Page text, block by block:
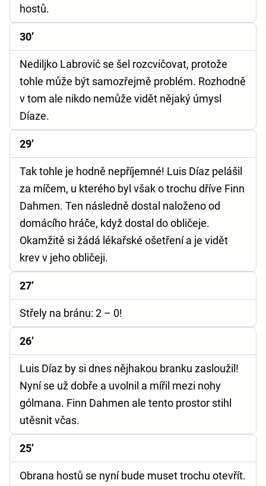
hostů.
30’
Nediljko Labrović se šel rozcvičovat, protože
tohle může být samozřejmě problém. Rozhodně
v tom ale nikdo nemůže vidět nějaký úmysl
Díaze.
29’
Tak tohle je hodně nepříjemné! Luis Díaz pelášil
za míčem, u kterého byl však o trochu dříve Finn
Dahmen. Ten následně dostal naloženo od
domácího hráče, když dostal do obličeje.
Okamžitě si žádá lékařské ošetření a je vidět
krev v jeho obličeji.
27’
Střely na bránu: 2 – 0!
26’
Luis Díaz by si dnes nějhakou branku zasloužil!
Nyní se už dobře a uvolnil a mířil mezi nohy
gólmana. Finn Dahmen ale tento prostor stihl
utěsnit včas.
25’
Obrana hostů se nyní bude muset trochu otevřít.